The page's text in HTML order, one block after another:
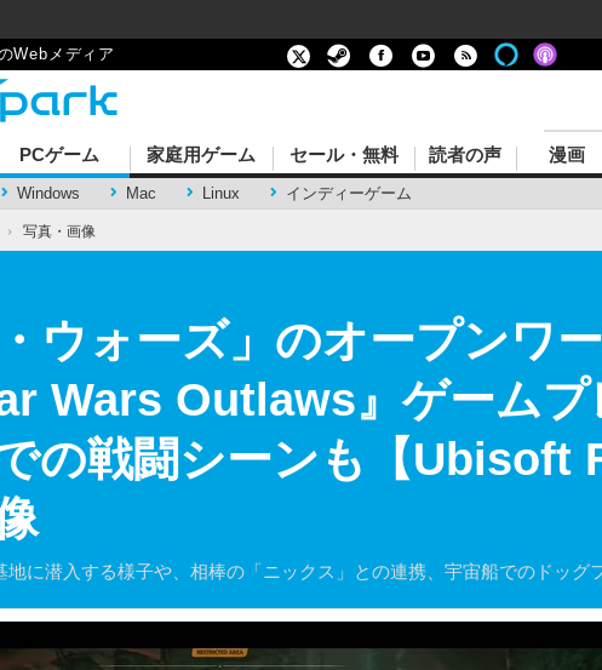
Webメディア
PCゲーム
Windows Mac Linux インディーゲーム
家庭用ゲーム セール・無料 読者の声 漫画
› 写真・画像
・ウォーズ」のオープンワ
Wars Outlaws』ゲームプ
の戦闘シーンも【Ubisoft
に潜入する様子や、相棒の「ニックス」との連携、宇宙船でのドッグ